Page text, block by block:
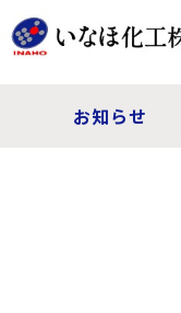
お知らせ